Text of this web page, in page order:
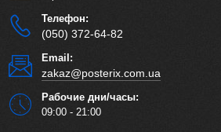
Телефон:
(050) 372-64-82
Email:
zakaz@posterix.com.ua
Рабочие дни/часы:
09:00 - 21:00